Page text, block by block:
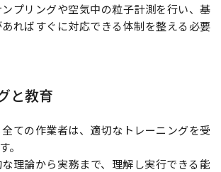
プリングや空気中の粒子計測を行い、基
ればすぐに対応できる体制を整える必要
と教育
ての作業者は、適切なトレーニングを受
。
理論から実務まで、理解し実行できる能